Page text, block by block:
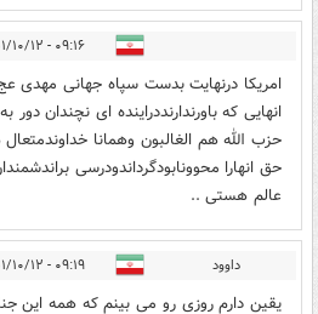
۰۹:۱۶ - ۱۴۰۱/۱۰/۱۲
امریکا درنهایت بدست سپاه جهانی مهدی
انهایی که باورندارنددراینده ای نچندان
حزب الله هم الغالبون وهمانا
حق انهارا محوونابودگرداندودرسی
عالم هستی ..
داوود ۰۹:۱۹ - ۱۴۰۱/۱۰/۱۲
یقین دارم روزی رو می بینم که همه این